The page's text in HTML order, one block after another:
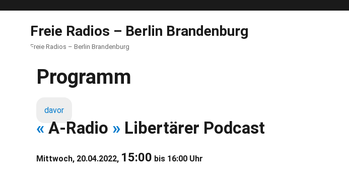
Freie Radios – Berlin Brandenburg
Freie Radios – Berlin Brandenburg
Programm
davor
« A-Radio » Libertärer Podcast
Mittwoch, 20.04.2022, 15:00 bis 16:00 Uhr